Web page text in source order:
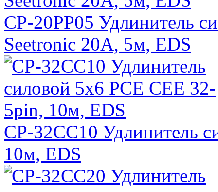
CP-20PP05 Удлинитель
Seetronic 20A, 5м, EDS
CP-32CC10 Удлинитель
10м, EDS